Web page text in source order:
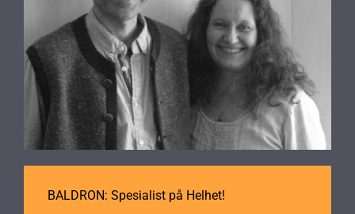
BALDRON: Spesialist på Helhet!